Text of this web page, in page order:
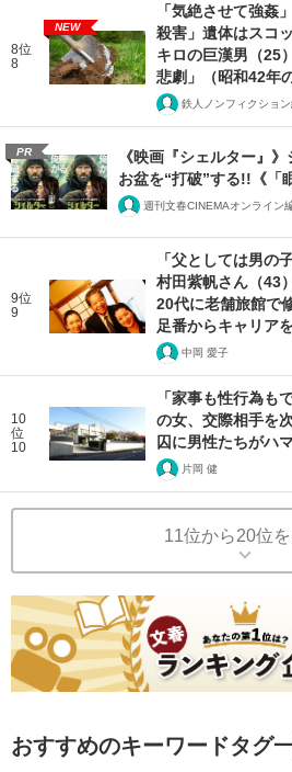
8位
8
NEW
「気絶させて強姦
殺害」遺体はスコ
キロの巨漢男（25
悲劇」（昭和42年
鉄人ノンフィクショ
PR
《映画『シェルター』
お盆を“打破”する!!《「
週刊文春CINEMAオンライン
9位
9
「父としては男の
村田紫帆さん（43
20代に老舗旅館で
足番からキャリア
中岡 愛子
10
位
10
「家事も性行為も
の女、交際相手を
囚に男性たちがハ
片岡 健
11位から20位
おすすめのキーワードタグ